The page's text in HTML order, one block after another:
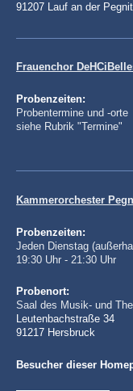
91207 Lauf an der
Frauenchor
Probenzeiten:
Probentermine und -orte
siehe Rubrik "Termine"
Kammerorchester
Probenzeiten:
Jeden Dienstag
19:30 Uhr - 21:30 Uhr
Probenort:
Saal des Musik- und
Leutenbachstraße 34
91217 Hersbruck
Besucher dieser